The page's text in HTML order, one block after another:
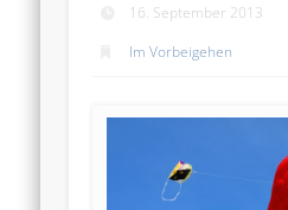
16. September 2013
Im Vorbeigehen